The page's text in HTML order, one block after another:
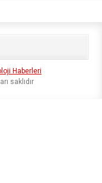
Haberleri
saklıdır